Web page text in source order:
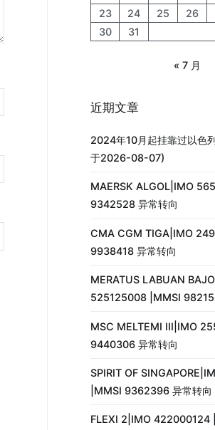
23
24 25 26
30
31
« 7 月
近期文章
2024年10月起挂靠过以色
于2026-08-07)
MAERSK ALGOL|IMO
9342528 异常转向
CMA CGM TIGA|IMO
9938418 异常转向
MERATUS LABUAN
525125008 |MMSI
MSC MELTEMI III|IMO
9440306 异常转向
SPIRIT OF
|MMSI 9362396 异常转向
FLEXI 2|IMO